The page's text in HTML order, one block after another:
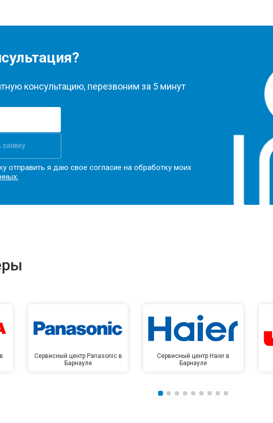
консультацию, перезвоним за 5 минут
заявку
отправить я даю свое согласие на обработку моих
Сервисный центр Panasonic в
Барнауле
Сервисный центр Haier в
Барнауле